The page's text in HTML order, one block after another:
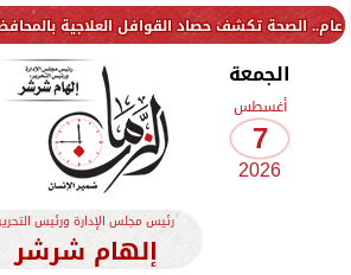
الجمعة
أغسطس
7
2026
رئيس مجلس الإدارة ورئيس
إلهام شرشر